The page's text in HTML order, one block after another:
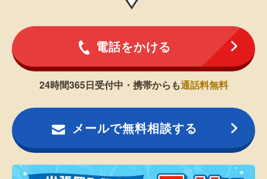
電話をかける
24時間365日受付中・携帯からも通話料無料
メールで無料相談する